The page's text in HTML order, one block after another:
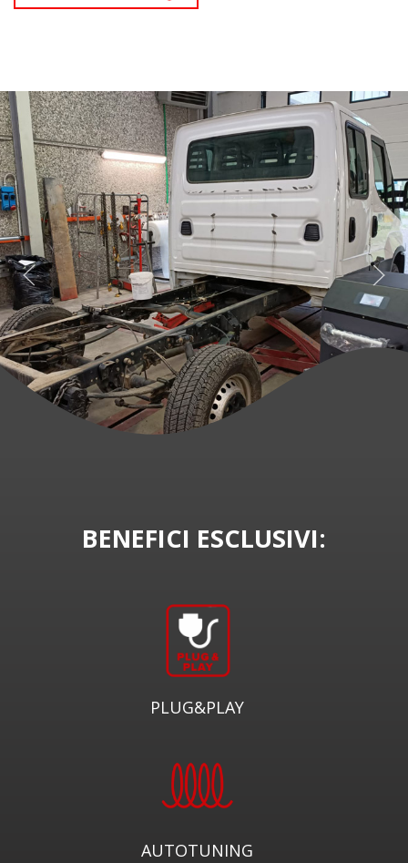
BENEFICI ESCLUSIVI:
PLUG&PLAY
AUTOTUNING